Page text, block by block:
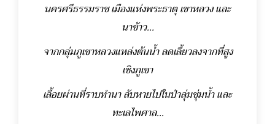
นครศรีธรรมราช เมืองแห่งพระธาตุ เขาหลวง และ
นาข้าว...
จากกลุ่มภูเขาหลวงแหล่งต้นน้ำ ลดเลี้ยวลงจากที่สูง
เชิงภูเขา
เลื้อยผ่านที่ราบทำนา ลับหายไปในป่าลุ่มชุ่มน้ำ และ
ทะเลไพศาล...